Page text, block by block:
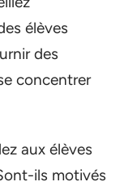
élèves
des
concentrer
aux élèves
ils motivés